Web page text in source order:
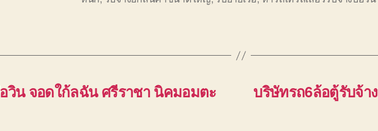
วิน จอดใก้ลฉัน ศรีราชา นิคมอมตะ
บริษัทรถ6ล้อตู้รับจ้า